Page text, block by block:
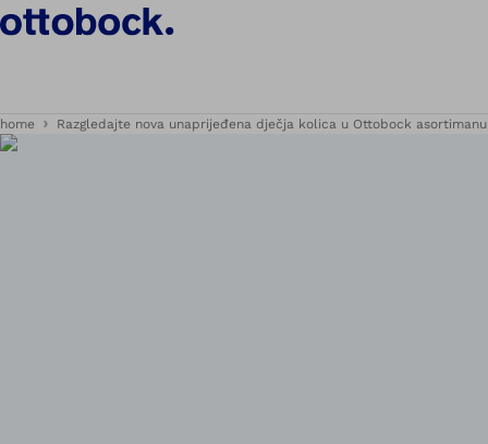
home Razgledajte nova unaprijeđena dječja kolica u Ottobock asortimanu